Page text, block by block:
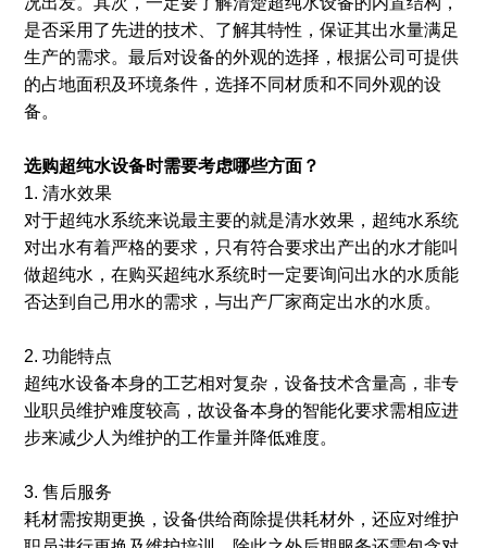
是否采用了先进的技术、了解其特性，保证其出水量满足
生产的需求。最后对设备的外观的选择，根据公司可提供
的占地面积及环境条件，选择不同材质和不同外观的设
备。
选购超纯水设备时需要考虑哪些方面？
1. 清水效果
对于超纯水系统来说最主要的就是清水效果，超纯水系统
对出水有着严格的要求，只有符合要求出产出的水才能叫
做超纯水，在购买超纯水系统时一定要询问出水的水质能
否达到自己用水的需求，与出产厂家商定出水的水质。
2. 功能特点
超纯水设备本身的工艺相对复杂，设备技术含量高，非专
业职员维护难度较高，故设备本身的智能化要求需相应进
步来减少人为维护的工作量并降低难度。
3. 售后服务
耗材需按期更换，设备供给商除提供耗材外，还应对维护